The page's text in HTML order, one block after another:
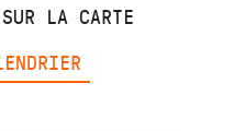
SUR LA CARTE